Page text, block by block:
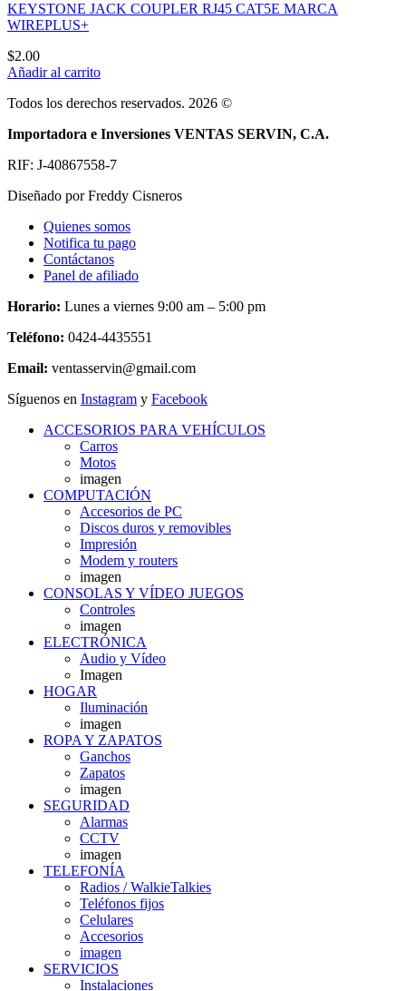
KEYSTONE JACK COUPLER RJ45 CAT5E MARCA
WIREPLUS+
$2.00
Añadir al carrito
Todos los derechos reservados. 2026 ©
Importadora e Inversiones VENTAS SERVIN, C.A.
RIF: J-40867558-7
Diseñado por Freddy Cisneros
Quienes somos
Notifica tu pago
Contáctanos
Panel de afiliado
Horario: Lunes a viernes 9:00 am – 5:00 pm
Teléfono: 0424-4435551
Email: ventasservin@gmail.com
Síguenos en Instagram y Facebook
ACCESORIOS PARA VEHÍCULOS
Carros
Motos
imagen
COMPUTACIÓN
Accesorios de PC
Discos duros y removibles
Impresión
Modem y routers
imagen
CONSOLAS Y VÍDEO JUEGOS
Controles
imagen
ELECTRÓNICA
Audio y Vídeo
Imagen
HOGAR
Iluminación
imagen
ROPA Y ZAPATOS
Ganchos
Zapatos
imagen
SEGURIDAD
Alarmas
CCTV
imagen
TELEFONÍA
Radios / WalkieTalkies
Teléfonos fijos
Celulares
Accesorios
imagen
SERVICIOS
Instalaciones